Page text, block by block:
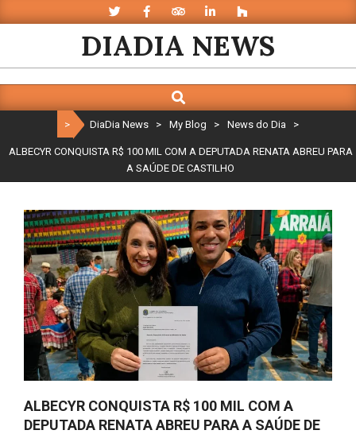
to
DIADIA NEWS
Navigation
Search
> DiaDia News > My Blog > News do Dia >
ALBECYR CONQUISTA R$ 100 MIL COM A DEPUTADA RENATA ABREU PARA
A SAÚDE DE CASTILHO
ALBECYR CONQUISTA R$ 100 MIL COM A
DEPUTADA RENATA ABREU PARA A SAÚDE DE